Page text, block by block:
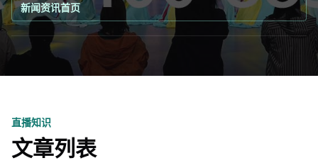
新闻资讯首页
直播知识
文章列表